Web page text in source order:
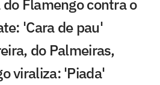
Flamengo contra o
'Cara de pau'
do Palmeiras,
viraliza: 'Piada'